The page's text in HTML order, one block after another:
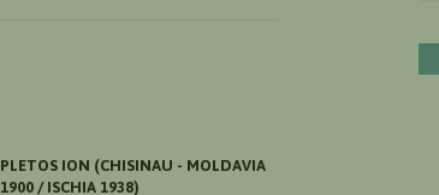
PLETOS ION (CHISINAU - MOLDAVIA
1900 / ISCHIA 1938)